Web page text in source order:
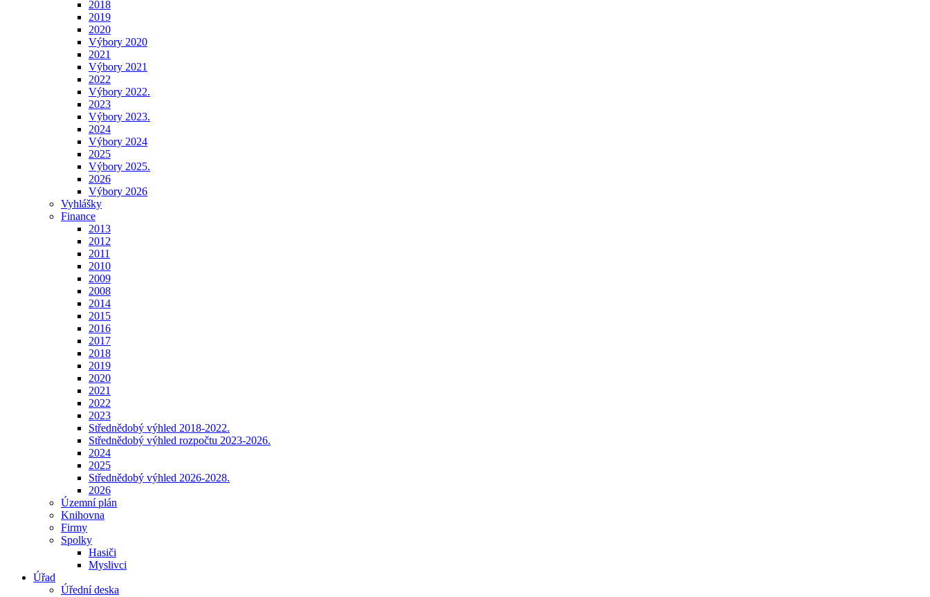
2018
2019
2020
Výbory 2020
2021
Výbory 2021
2022
Výbory 2022.
2023
Výbory 2023.
2024
Výbory 2024
2025
Výbory 2025.
2026
Výbory 2026
Vyhlášky
Finance
2013
2012
2011
2010
2009
2008
2014
2015
2016
2017
2018
2019
2020
2021
2022
2023
Střednědobý výhled 2018-2022.
Střednědobý výhled rozpočtu 2023-2026.
2024
2025
Střednědobý výhled 2026-2028.
2026
Územní plán
Knihovna
Firmy
Spolky
Hasiči
Myslivci
Úřad
Úřední deska